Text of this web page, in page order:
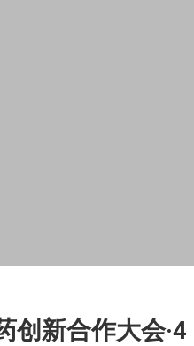
创新合作大会·4